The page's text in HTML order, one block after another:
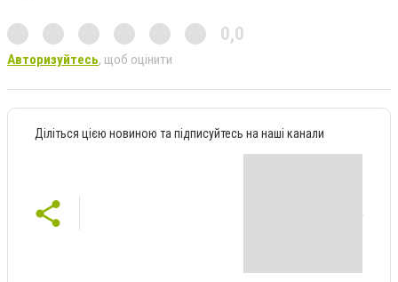
0,0
Авторизуйтесь, щоб оцінити
Діліться цією новиною та підписуйтесь на наші канали